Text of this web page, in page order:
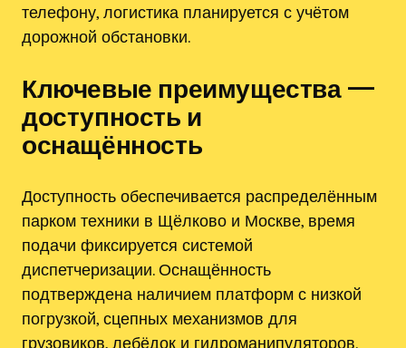
телефону, логистика планируется с учётом
дорожной обстановки.
Ключевые преимущества —
доступность и
оснащённость
Доступность обеспечивается распределённым
парком техники в Щёлково и Москве, время
подачи фиксируется системой
диспетчеризации. Оснащённость
подтверждена наличием платформ с низкой
погрузкой, сцепных механизмов для
грузовиков, лебёдок и гидроманипуляторов.